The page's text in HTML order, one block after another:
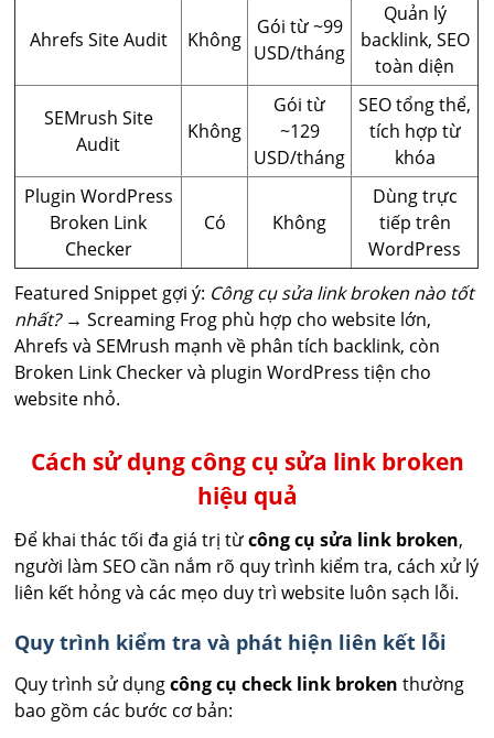
Ahrefs Site Audit Không
Gói từ ~99
USD/tháng
Quản lý
backlink, SEO
toàn diện
SEMrush Site
Audit
Không
Gói từ
~129
USD/tháng
SEO tổng thể,
tích hợp từ
khóa
Plugin WordPress
Broken Link
Checker
Có Không
Dùng trực
tiếp trên
WordPress
Featured Snippet gợi ý: Công cụ sửa link broken nào tốt
nhất?→ Screaming Frog phù hợp cho website lớn,
Ahrefs và SEMrush mạnh về phân tích backlink, còn
Broken Link Checker và plugin WordPress tiện cho
website nhỏ.
Cách sử dụng công cụ sửa link broken
hiệu quả
Để khai thác tối đa giá trị từcông cụ sửa link broken,
người làm SEO cần nắm rõ quy trình kiểm tra, cách xử lý
liên kết hỏng và các mẹo duy trì website luôn sạch lỗi.
Quy trình kiểm tra và phát hiện liên kết lỗi
Quy trình sử dụngcông cụ check link broken thường
bao gồm các bước cơ bản: